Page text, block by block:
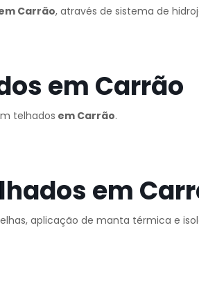
Carrão, através de sistema de
em Carrão
telhados em Carrão.
em
aplicação de manta térmica e